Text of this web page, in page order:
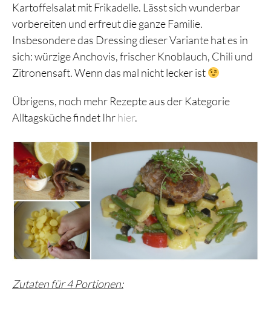
Kartoffelsalat mit Frikadelle. Lässt sich wunderbar
vorbereiten und erfreut die ganze Familie.
Insbesondere das Dressing dieser Variante hat es in
sich: würzige Anchovis, frischer Knoblauch, Chili und
Zitronensaft. Wenn das mal nicht lecker ist
Übrigens, noch mehr Rezepte aus der Kategorie
Alltagsküche findet Ihrhier.
Zutaten für 4 Portionen: